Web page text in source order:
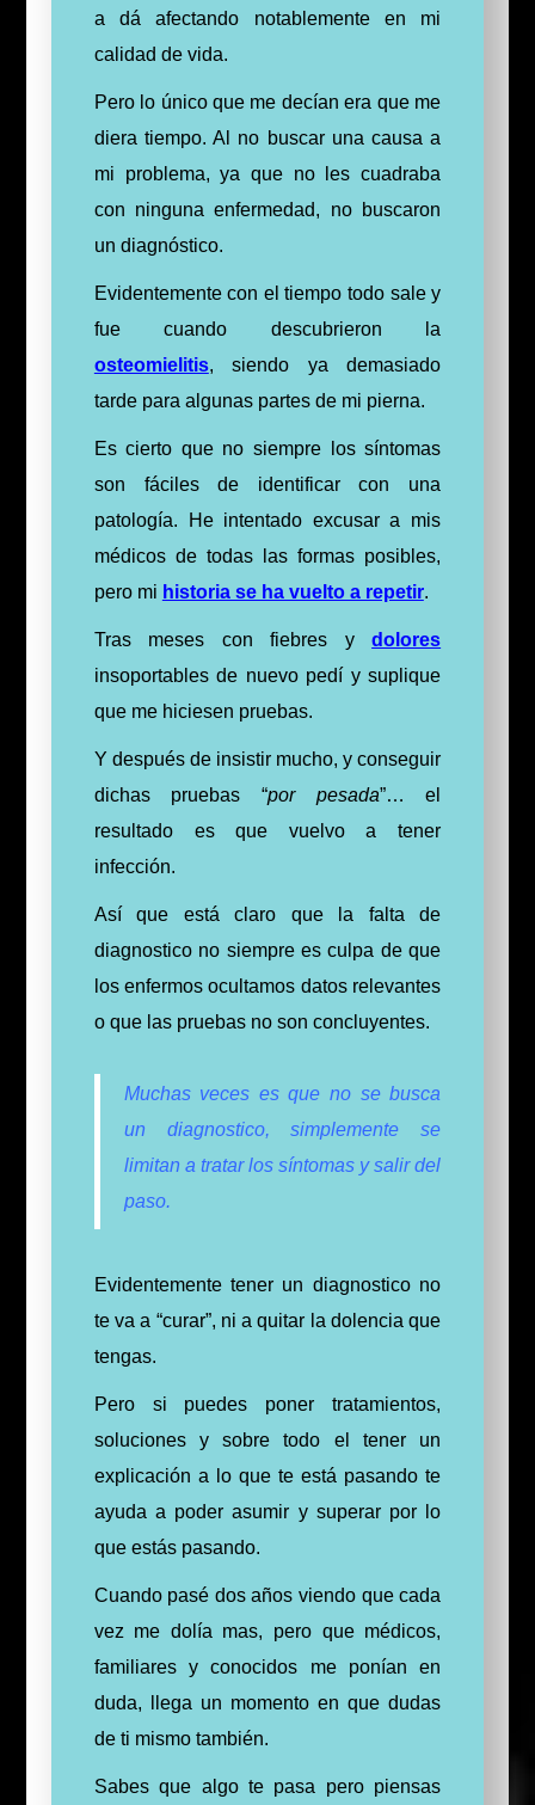
a dá afectando notablemente en mi
calidad de vida.
Pero lo único que me decían era que me
diera tiempo. Al no buscar una causa a
mi problema, ya que no les cuadraba
con ninguna enfermedad, no buscaron
un diagnóstico.
Evidentemente con el tiempo todo sale y
fue cuando descubrieron la
osteomielitis, siendo ya demasiado
tarde para algunas partes de mi pierna.
Es cierto que no siempre los síntomas
son fáciles de identificar con una
patología. He intentado excusar a mis
médicos de todas las formas posibles,
pero mi historia se ha vuelto a repetir.
Tras meses con fiebres ydolores
insoportables de nuevo pedí y suplique
que me hiciesen pruebas.
Y después de insistir mucho, y conseguir
dichas pruebas “por pesada”… el
resultado es que vuelvo a tener
infección.
Así que está claro que la falta de
diagnostico no siempre es culpa de que
los enfermos ocultamos datos relevantes
o que las pruebas no son concluyentes.
Muchas veces es que no se busca
un diagnostico, simplemente se
limitan a tratar los síntomas y salir del
paso.
Evidentemente tener un diagnostico no
te va a “curar”, ni a quitar la dolencia que
tengas.
Pero si puedes poner tratamientos,
soluciones y sobre todo el tener un
explicación a lo que te está pasando te
ayuda a poder asumir y superar por lo
que estás pasando.
Cuando pasé dos años viendo que cada
vez me dolía mas, pero que médicos,
familiares y conocidos me ponían en
duda, llega un momento en que dudas
de ti mismo también.
Sabes que algo te pasa pero piensas